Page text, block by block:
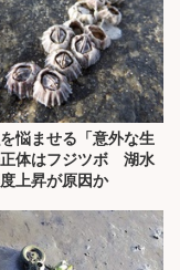
悩ませる「意外な生
正体はフジツボ 湖水
上昇が原因か